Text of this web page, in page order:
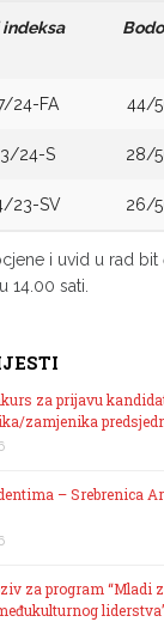
indeksa
24-FA 44/
24-S 28/
23-SV 26/
i uvid u rad bit
14.00 sati.
za prijavu
zamjenika
– Srebrenica
za program “Mladi